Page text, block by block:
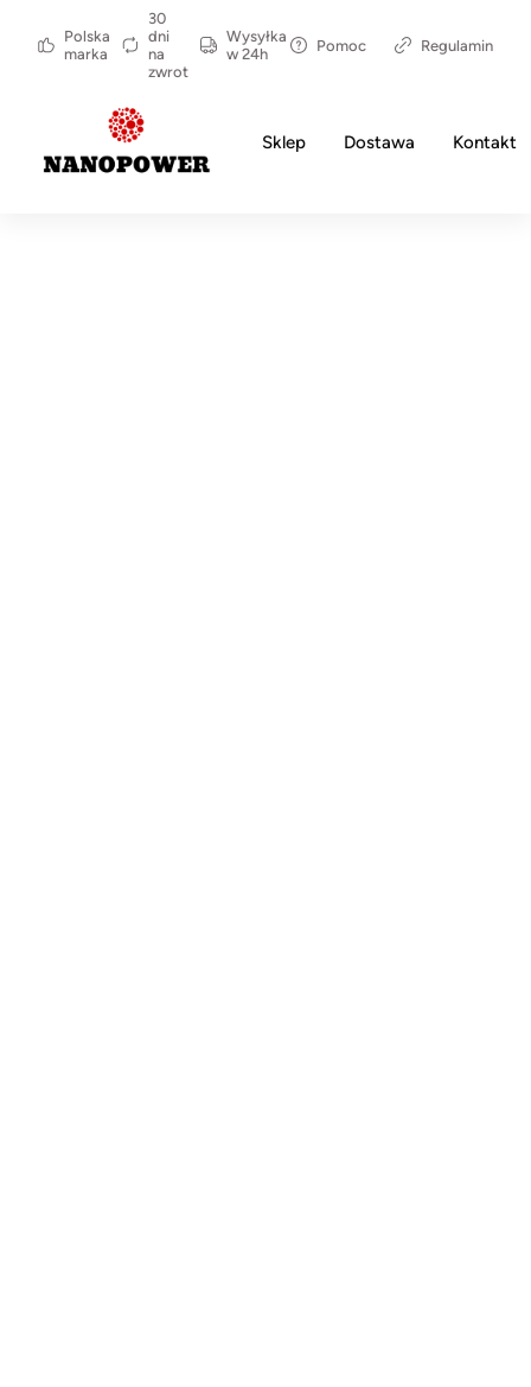
Polska
marka
30
dni
na
zwrot
Wysyłka
w 24h
Pomoc Regulamin
Sklep Dostawa Kontakt